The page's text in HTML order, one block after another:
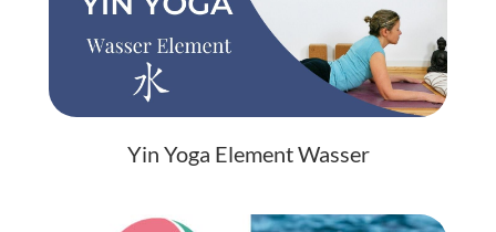
Yin Yoga Element Wasser